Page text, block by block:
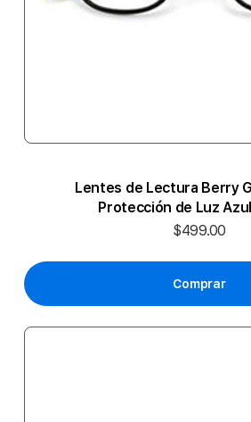
Lentes de Lectura Berry
Protección de Luz
$499.00
Comprar